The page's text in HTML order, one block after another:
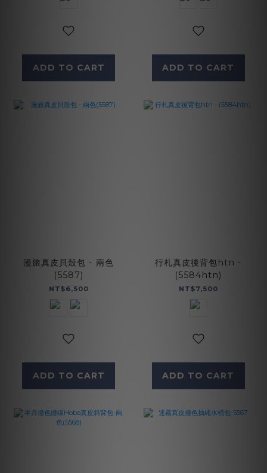
ADD TO CART ADD TO CART
漫旅真皮貝殼包 - 兩色
(5587)
NT$6,500
ADD TO CART
行札真皮後背包htn -
(5584htn)
NT$7,500
ADD TO CART